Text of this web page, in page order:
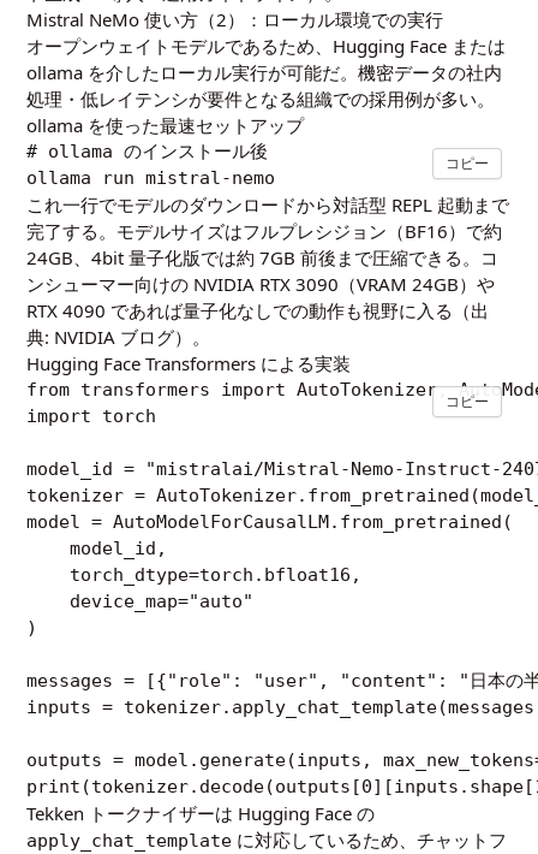
Mistral NeMo 使い方（2）：ローカル環境での実行
オープンウェイトモデルであるため、Hugging Face または
ollama を介したローカル実行が可能だ。機密データの社内
処理・低レイテンシが要件となる組織での採用例が多い。
ollama を使った最速セットアップ
# ollama のインストール後
コピー
これ一行でモデルのダウンロードから対話型 REPL 起動まで
完了する。モデルサイズはフルプレシジョン（BF16）で約
24GB、4bit 量子化版では約 7GB 前後まで圧縮できる。コ
ンシューマー向けの NVIDIA RTX 3090（VRAM 24GB）や
RTX 4090 であれば量子化なしでの動作も視野に入る（出
典: NVIDIA ブログ）。
Hugging Face Transformers による実装
from transformers import AutoTokenizer,
import torch
model_id = "mistralai/Mistral-Nemo-Instruct-
tokenizer =
model = AutoModelForCausalLM.from_pretrained(
    model_id,
    torch_dtype=torch.bfloat16,
    device_map="auto"
)
messages = [{"role": "user", "content": "日本の半導
inputs =
outputs = model.generate(inputs,
コピー
Tekken トークナイザーは Hugging Face の
apply_chat_template に対応しているため、チャットフ